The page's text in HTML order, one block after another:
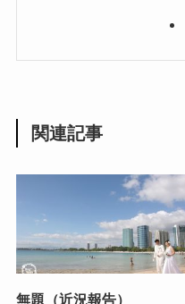
関連記事
無題（近況報告）